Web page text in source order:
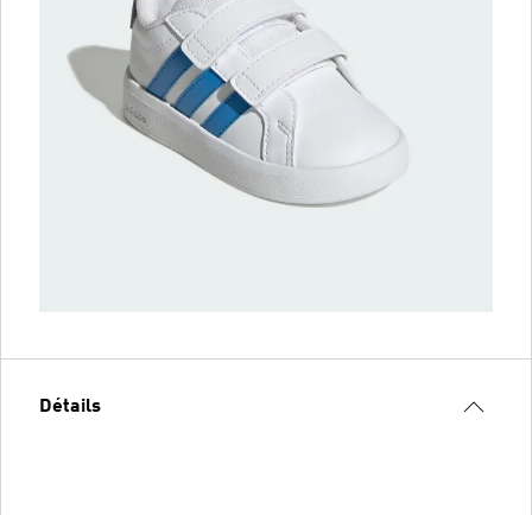
Détails